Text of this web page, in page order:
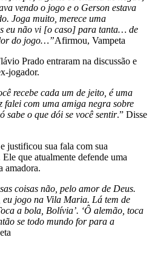
vendo o jogo e o Gerson estava
Joga muito, merece uma
eu não vi [o caso] para tanta… de
do jogo…”Afirmou, Vampeta
Prado entraram na discussão e
jogador.
recebe cada um de jeito, é uma
falei com uma amiga negra sobre
sabe o que dói se você sentir.” Disse
justificou sua fala com sua
que atualmente defende uma
amadora.
coisas não, pelo amor de Deus.
eu jogo na Vila Maria. Lá tem de
a bola, Bolívia’. ‘Ô alemão, toca
se todo mundo for para a